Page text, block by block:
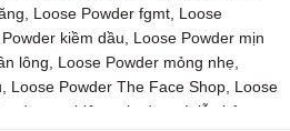
, Loose Powder fgmt, Loose
kiềm dầu, Loose Powder mịn
lông, Loose Powder mỏng nhẹ,
, Loose Powder The Face Shop, Loose
tự nhiên mịn da
mờ lỗ chân